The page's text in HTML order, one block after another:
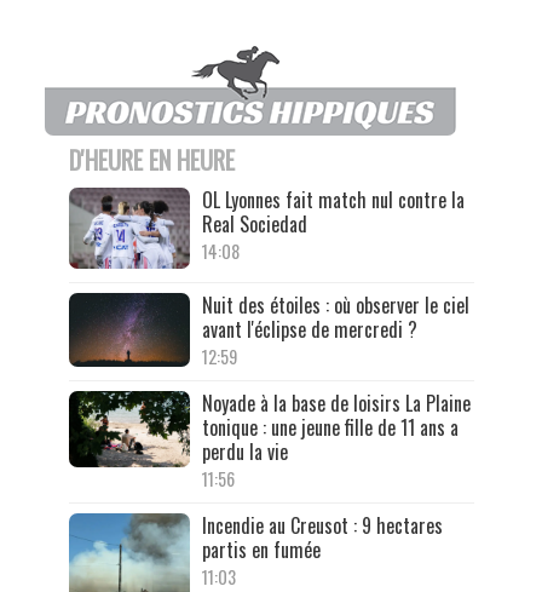
D'HEURE EN HEURE
OL Lyonnes fait match nul contre la
Real Sociedad
14:08
Nuit des étoiles : où observer le ciel
avant l'éclipse de mercredi ?
12:59
Noyade à la base de loisirs La Plaine
tonique : une jeune fille de 11 ans a
perdu la vie
11:56
Incendie au Creusot : 9 hectares
partis en fumée
11:03